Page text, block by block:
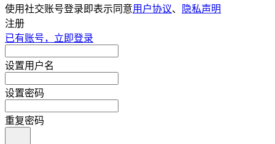
使用社交账号登录即表示同意用户协议、
隐私声明
注册
已有账号，立即登录
设置用户名
设置密码
重复密码